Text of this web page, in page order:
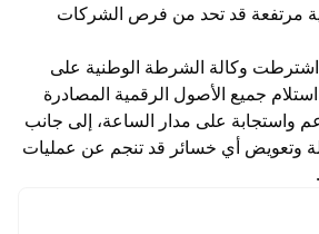
مرتفعة قد تحد من فرص الشركات
وكالة الشرطة الوطنية على
جميع الأصول الرقمية المصادرة
واستجابة على مدار الساعة، إلى جانب
وتعويض أي خسائر قد تنجم عن عمليات